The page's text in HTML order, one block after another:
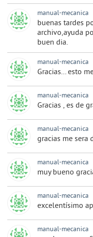
manual-mecanica
buenas tardes
archivo,ayuda
buen dia.
manual-mecanica
Gracias... esto
manual-mecanica
Gracias , es de
manual-mecanica
gracias me sera
manual-mecanica
muy bueno
manual-mecanica
excelentísimo
manual-mecanica